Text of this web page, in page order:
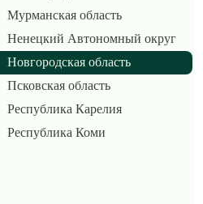
Мурманская область
Ненецкий Автономный округ
Новгородская область
Псковская область
Республика Карелия
Республика Коми